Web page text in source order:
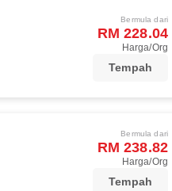
Bermula dari
RM 228.04
Harga/Org
Tempah
Bermula dari
RM 238.82
Harga/Org
Tempah